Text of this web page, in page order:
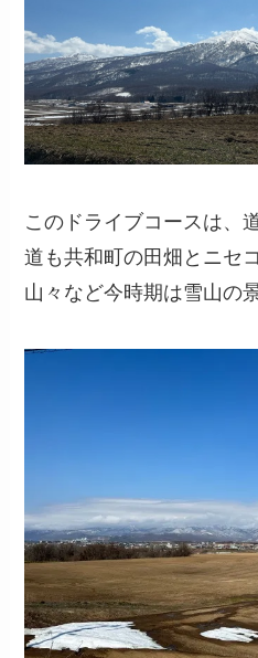
このドライブコースは、
道も共和町の田畑とニセ
山々など今時期は雪山の